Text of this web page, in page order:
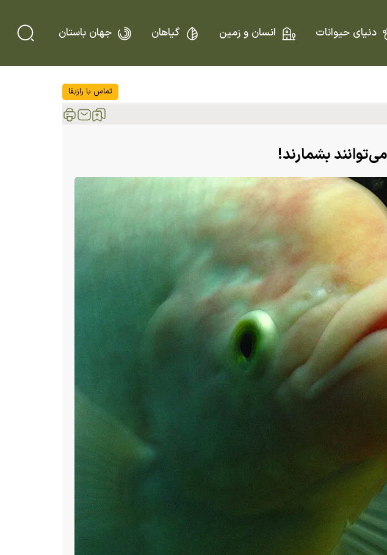
دنیای حیوانات انسان و زمین گیاهان جهان باستان
تماس با رازبقا
بشمارند!